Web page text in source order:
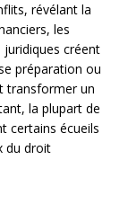
révélant la
les
créent
préparation ou
transformer un
la plupart de
certains écueils
du droit